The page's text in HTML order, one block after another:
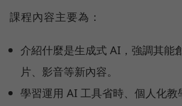
課程內容主要為：
介紹什麼是生成式 AI，強調其能
片、影音等新內容。
學習運用 AI 工具省時、個人化教